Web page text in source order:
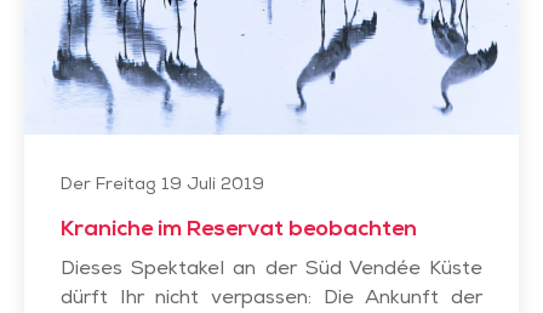
Der Freitag 19 Juli 2019
Kraniche im Reservat beobachten
Dieses Spektakel an der Süd Vendée Küste
dürft Ihr nicht verpassen: Die Ankunft der